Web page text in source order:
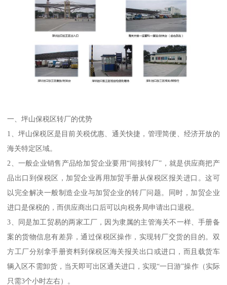
一、坪山保税区转厂的优势
1、坪山保税区是目前关税优惠、通关快捷，管理简便、经济开放的
海关特定区域。
2、一般企业销售产品给加贸企业要用“间接转厂”，就是供应商把产
品出口到保税区，加贸企业再用加贸手册从保税区报关进口。这可
以完全解决一般制造企业与加贸企业的转厂问题。同时，加贸企业
进口是保税的，而供应商出口后可以向税务局申请出口退税。
3、同是加工贸易的两家工厂，因为隶属的主管海关不一样、手册备
案的货物信息有差异，通过保税区操作，实现转厂交货的目的。双
方工厂分别拿手册资料到保税区海关报关出口或进口，而且载货车
辆入区不需卸货，当天即可出区通关进口，实现“一日游”操作（实际
只需3个小时左右）。